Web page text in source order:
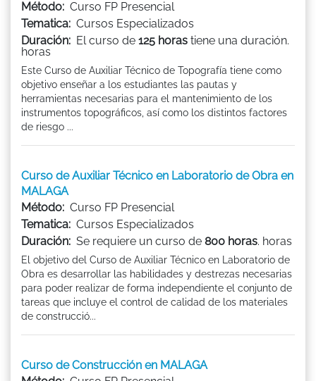
Método: Curso FP Presencial
Tematica: Cursos Especializados
Duración: El curso de 125 horas tiene una duración.
horas
Este Curso de Auxiliar Técnico de Topografía tiene como
objetivo enseñar a los estudiantes las pautas y
herramientas necesarias para el mantenimiento de los
instrumentos topográficos, así como los distintos factores
de riesgo ...
Curso de Auxiliar Técnico en Laboratorio de Obra en
MALAGA
Método: Curso FP Presencial
Tematica: Cursos Especializados
Duración: Se requiere un curso de 800 horas. horas
El objetivo del Curso de Auxiliar Técnico en Laboratorio de
Obra es desarrollar las habilidades y destrezas necesarias
para poder realizar de forma independiente el conjunto de
tareas que incluye el control de calidad de los materiales
de construcció...
Curso de Construcción en MALAGA